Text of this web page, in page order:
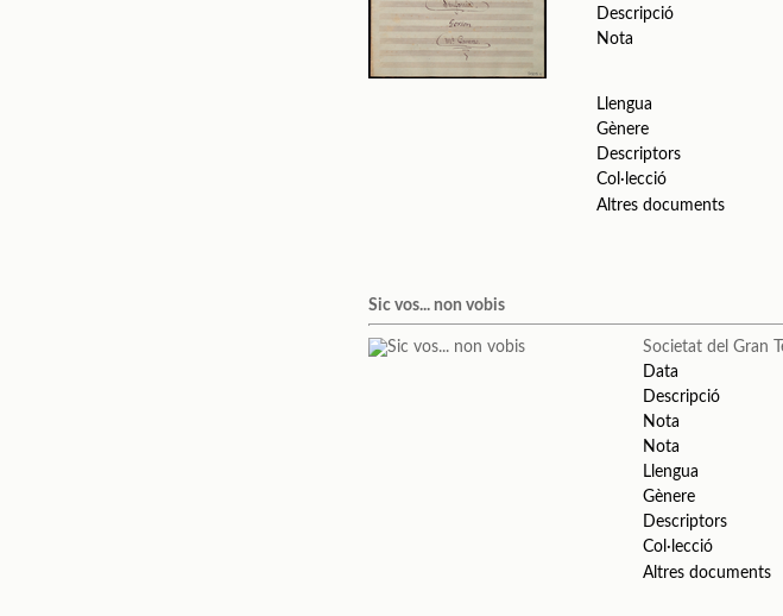
Descripció
Nota
Llengua
Gènere
Descriptors
Col·lecció
Altres documents
Sic vos... non vobis
Societat del Gran
Data
Descripció
Nota
Nota
Llengua
Gènere
Descriptors
Col·lecció
Altres documents